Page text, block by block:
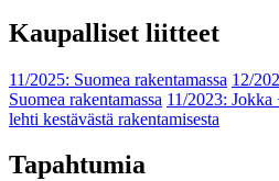
Kaupalliset liitteet
11/2025: Suomea rakentamassa 12/
Suomea rakentamassa 11/2023: Jokka
lehti kestävästä rakentamisesta
Tapahtumia